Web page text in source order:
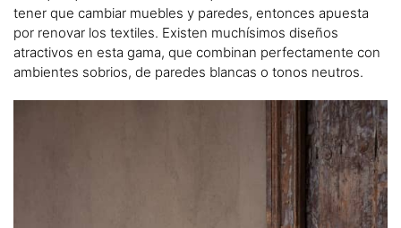
tener que cambiar muebles y paredes, entonces apuesta
por renovar los textiles. Existen muchísimos diseños
atractivos en esta gama, que combinan perfectamente con
ambientes sobrios, de paredes blancas o tonos neutros.